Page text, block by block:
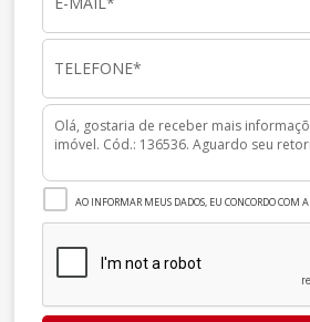
AO INFORMAR MEUS DADOS, EU CONCORDO COM A